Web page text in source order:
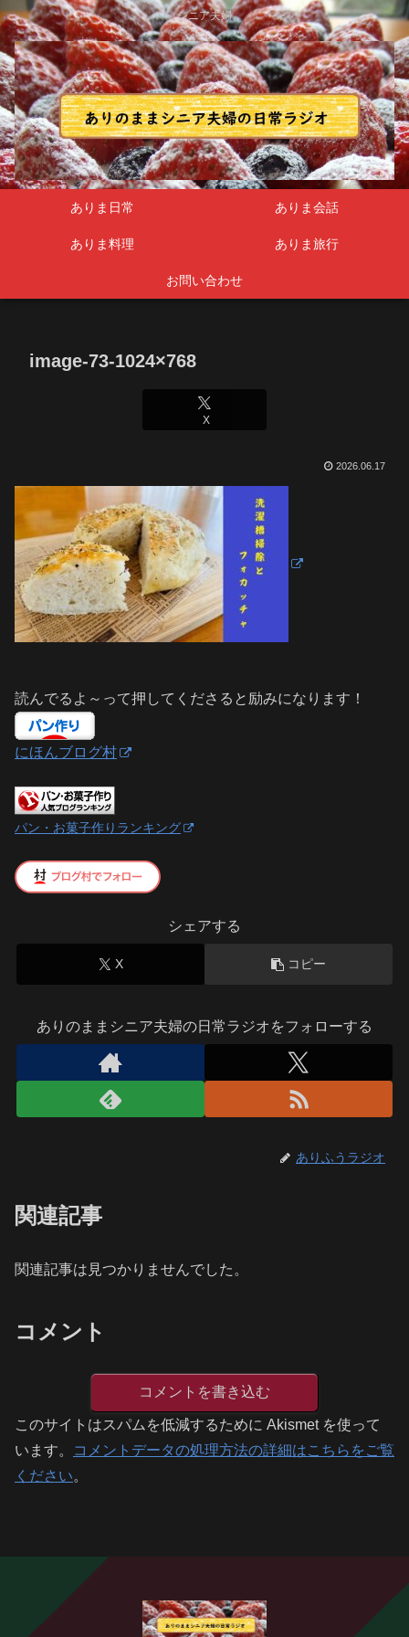
シニア夫婦
ありま日常 ありま会話
ありま料理 ありま旅行
お問い合わせ
image-73-1024×768
X
2026.06.17
読んでるよ～って押してくださると励みになります！
にほんブログ村
パン・お菓子作りランキング
シェアする
X コピー
ありのままシニア夫婦の日常ラジオをフォローする
ありふうラジオ
関連記事
関連記事は見つかりませんでした。
コメント
コメントを書き込む
このサイトはスパムを低減するために Akismet を使って
います。
コメントデータの処理方法の詳細はこちらをご覧
ください。